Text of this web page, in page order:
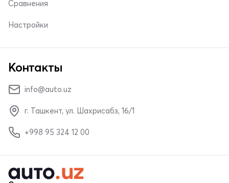
Сравнения
Настройки
Контакты
info@auto.uz
г. Ташкент, ул. Шахрисабз, 16/1
+998 95 324 12 00